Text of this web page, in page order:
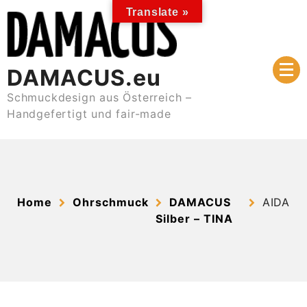
content
DAMACUS.eu
Schmuckdesign aus Österreich –
Handgefertigt und fair-made
Home Ohrschmuck
DAMACUS
Silber – TINA
AIDA
Translate »